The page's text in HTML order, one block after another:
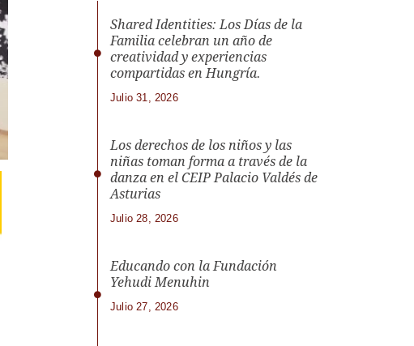
Shared Identities: Los Días de la
Familia celebran un año de
creatividad y experiencias
compartidas en Hungría.
Julio 31, 2026
Los derechos de los niños y las
niñas toman forma a través de la
danza en el CEIP Palacio Valdés de
Asturias
Julio 28, 2026
Educando con la Fundación
Yehudi Menuhin
Julio 27, 2026